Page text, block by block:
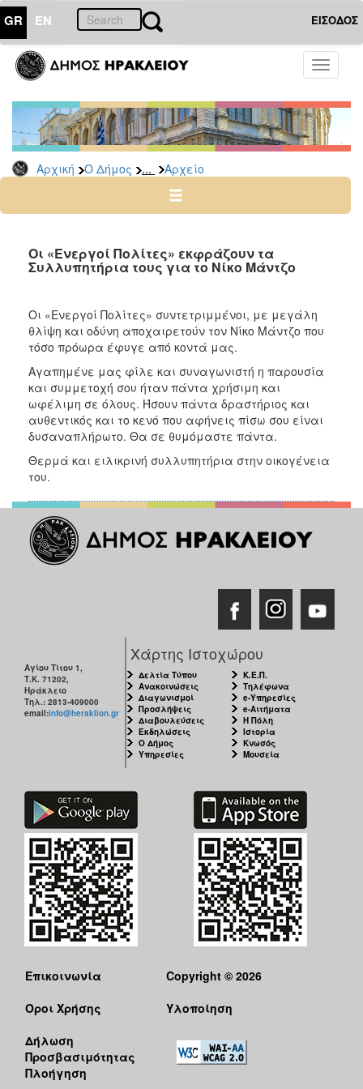
GR EN ΕΙΣΟΔΟΣ
Toggle
Αρχική Ο Δήμος ... Αρχείο
ΔΗΜΟΣ
Δημοτικές
Παρατάξεις
Αρχείο
ΑΝΘΕΚΤΙΚΗ
ΠΟΛΗ
Οι «Ενεργοί Πολίτες» εκφράζουν τα
Συλλυπητήρια τους για το Νίκο Μάντζο
Οι «Ενεργοί Πολίτες» συντετριμμένοι, με μεγάλη
θλίψη και οδύνη αποχαιρετούν τον Νίκο Μάντζο που
τόσο πρόωρα έφυγε από κοντά μας.
Αγαπημένε μας φίλε και συναγωνιστή η παρουσία
και συμμετοχή σου ήταν πάντα χρήσιμη και
ωφέλιμη σε όλους. Ήσουν πάντα δραστήριος και
αυθεντικός και το κενό που αφήνεις πίσω σου είναι
δυσαναπλήρωτο. Θα σε θυμόμαστε πάντα.
Θερμά και ειλικρινή συλλυπητήρια στην οικογένεια
του.
Αγίου Τίτου 1,
Τ.Κ. 71202,
Ηράκλειο
Τηλ.: 2813-409000
email:info@heraklion.gr
Χάρτης Ιστοχώρου
Δελτία Τύπου
Ανακοινώσεις
Διαγωνισμοί
Προσλήψεις
Διαβουλεύσεις
Εκδηλώσεις
Ο Δήμος
Υπηρεσίες
Κ.Ε.Π.
Τηλέφωνα
e-Υπηρεσίες
e-Αιτήματα
Η Πόλη
Ιστορία
Κνωσός
Μουσεία
Επικοινωνία
Όροι Χρήσης
Δήλωση
Προσβασιμότητας
Πλοήγηση
Copyright © 2026
Υλοποίηση